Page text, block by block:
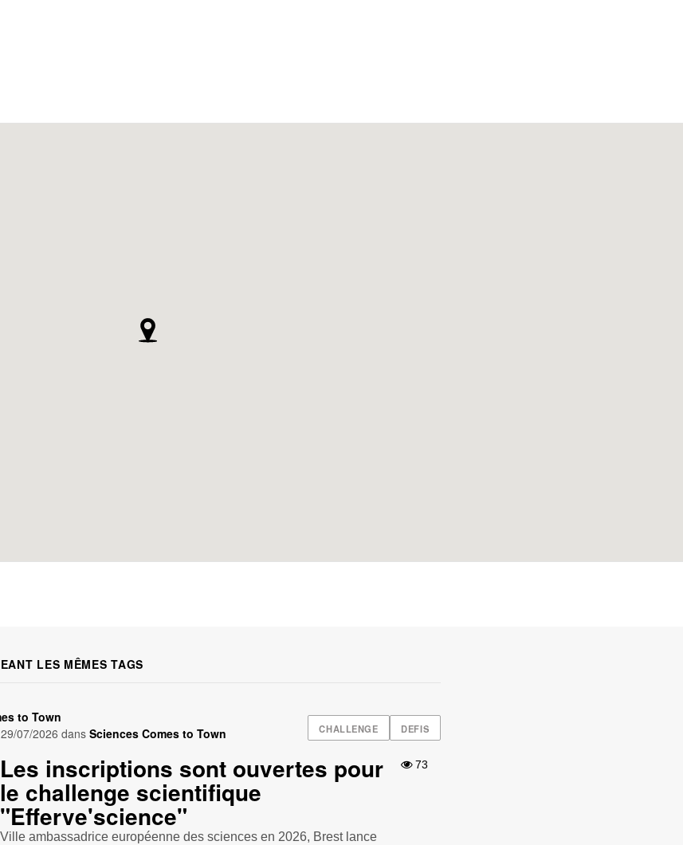
LES MÊMES TAGS
CHALLENGE DEFIS
to Town
29/07/2026 dansSciences Comes to Town
73
Les inscriptions sont ouvertes pour
le challenge scientifique
"Efferve'science"
Ville ambassadrice européenne des sciences en 2026, Brest lance